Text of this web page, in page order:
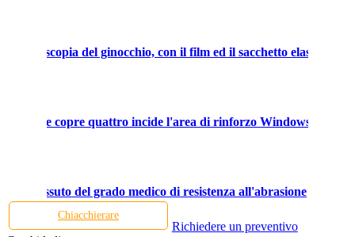
artroscopia del ginocchio, con il film ed il sacchetto elastici.
copre quattro incide l'area di rinforzo Windows
tessuto del grado medico di resistenza all'abrasione
Chiacchierare
Richiedere un preventivo